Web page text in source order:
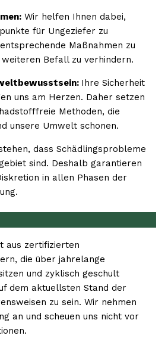
Wir helfen Ihnen dabei,
für Ungeziefer zu
Maßnahmen zu
Befall zu verhindern.
Ihre Sicherheit
uns am Herzen. Daher setzen
Methoden, die
unsere Umwelt schonen.
dass Schädlingsprobleme
sind. Deshalb garantieren
in allen Phasen der
aus zertifizierten
die über jahrelange
und zyklisch geschult
dem aktuellsten Stand der
zu sein. Wir nehmen
an und scheuen uns nicht vor